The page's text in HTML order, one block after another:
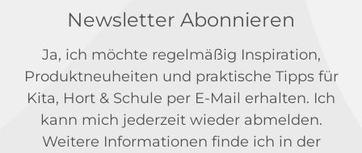
Newsletter Abonnieren
Ja, ich möchte regelmäßig Inspiration,
Produktneuheiten und praktische Tipps für
Kita, Hort & Schule per E-Mail erhalten. Ich
kann mich jederzeit wieder abmelden.
Weitere Informationen finde ich in der